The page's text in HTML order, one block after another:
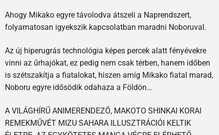
Ahogy Mikako egyre távolodva átszeli a Naprendszert,
folyamatosan igyekszik kapcsolatban maradni Noboruval.
Az új hiperugrás technológia képes percek alatt fényévekre
vinni az űrhajókat, ez pedig nem csak térben, hanem időben
is szétszakítja a fiatalokat, hiszen amíg Mikako fiatal marad,
Noboru egyre idősödik odahaza a Földön…
A VILÁGHÍRŰ ANIMERENDEZŐ, MAKOTO SHINKAI KORAI
REMEKMŰVÉT MIZU SAHARA ILLUSZTRÁCIÓI KELTIK